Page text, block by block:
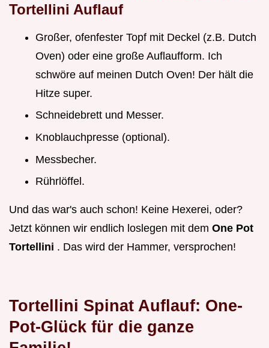
Tortellini Auflauf
Großer, ofenfester Topf mit Deckel (z.B. Dutch
Oven) oder eine große Auflaufform. Ich
schwöre auf meinen Dutch Oven! Der hält die
Hitze super.
Schneidebrett und Messer.
Knoblauchpresse (optional).
Messbecher.
Rührlöffel.
Und das war's auch schon! Keine Hexerei, oder?
Jetzt können wir endlich loslegen mit dem One Pot
Tortellini . Das wird der Hammer, versprochen!
Tortellini Spinat Auflauf: One-
Pot-Glück für die ganze